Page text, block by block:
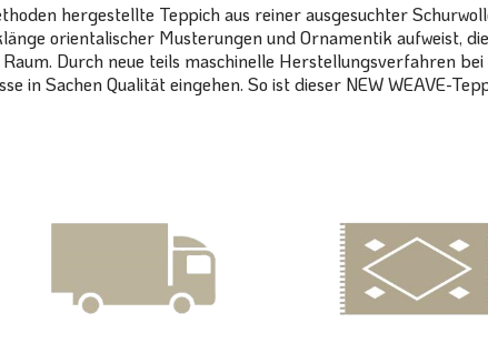
hergestellte Teppich aus reiner ausgesuchter
orientalischer Musterungen und Ornamentik aufweist,
Durch neue teils maschinelle Herstellungsverfahren
in Sachen Qualität eingehen. So ist dieser NEW WEAVE-